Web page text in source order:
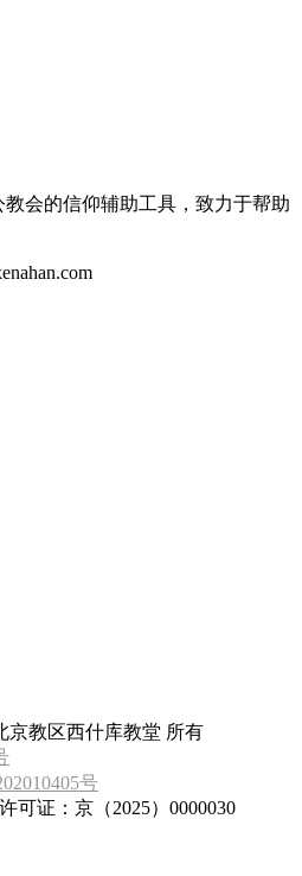
会的信仰辅助工具，致力于帮助
京教区西什库教堂 所有
号
可证：京（2025）0000030